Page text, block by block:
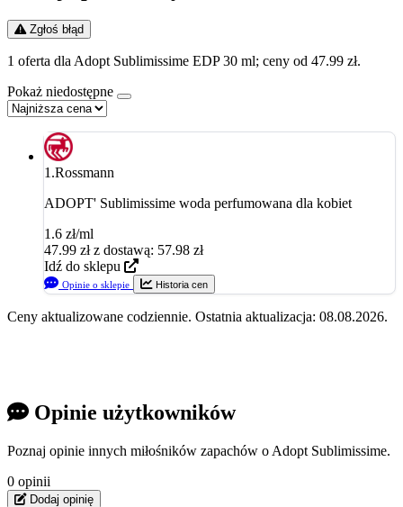
Zgłoś błąd
1 oferta dla Adopt Sublimissime EDP 30 ml; ceny od 47.99 zł.
Pokaż niedostępne
1.Rossmann
ADOPT' Sublimissime woda perfumowana dla kobiet
1.6 zł/ml
47.99 zł z dostawą: 57.98 zł
Idź do sklepu
Opinie o sklepie Historia cen
Ceny aktualizowane codziennie. Ostatnia aktualizacja: 08.08.2026.
Opinie użytkowników
Poznaj opinie innych miłośników zapachów o Adopt Sublimissime.
0 opinii
Dodaj opinię